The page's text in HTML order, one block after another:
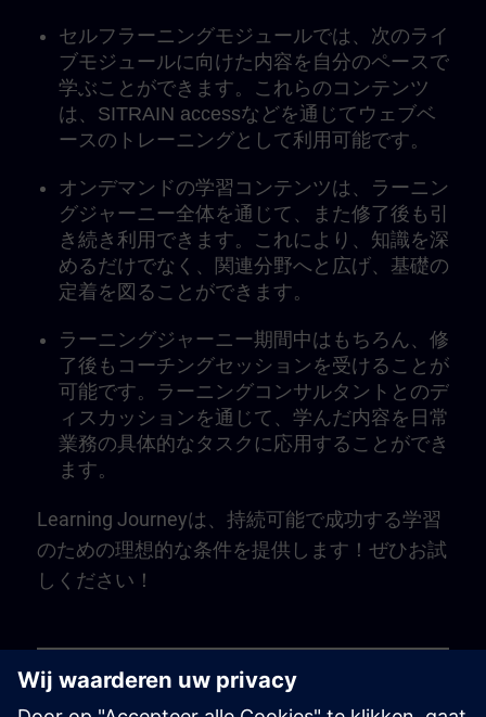
セルフラーニングモジュールでは、次のライ
ブモジュールに向けた内容を自分のペースで
学ぶことができます。これらのコンテンツ
は、SITRAIN accessなどを通じてウェブベ
ースのトレーニングとして利用可能です。
オンデマンドの学習コンテンツは、ラーニン
グジャーニー全体を通じて、また修了後も引
き続き利用できます。これにより、知識を深
めるだけでなく、関連分野へと広げ、基礎の
定着を図ることができます。
ラーニングジャーニー期間中はもちろん、修
了後もコーチングセッションを受けることが
可能です。ラーニングコンサルタントとのデ
ィスカッションを通じて、学んだ内容を日常
業務の具体的なタスクに応用することができ
ます。
Learning Journeyは、持続可能で成功する学習
のための理想的な条件を提供します！ぜひお試
しください！